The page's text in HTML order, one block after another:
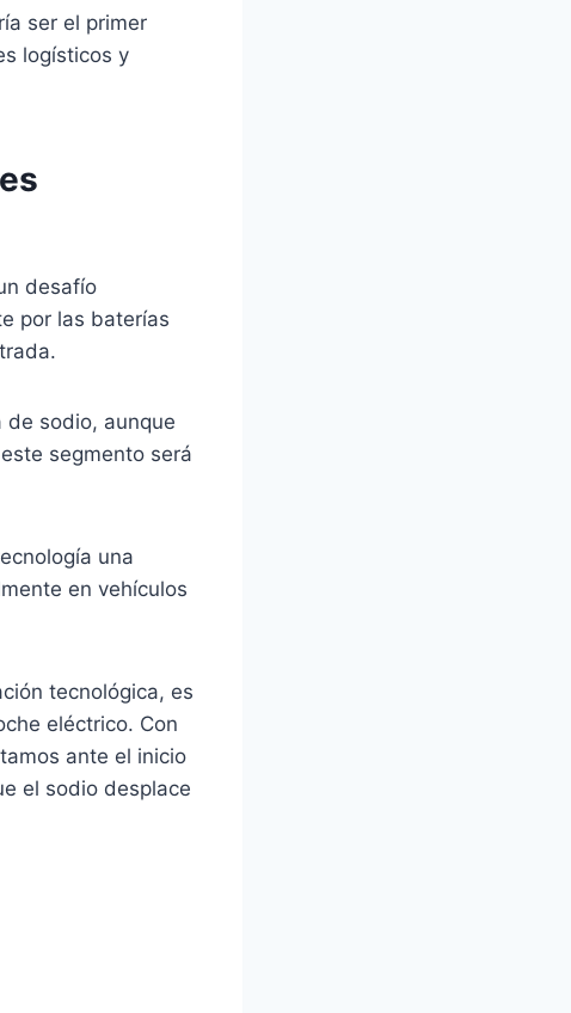
ser el primer
logísticos y
desafío
por las baterías
de sodio, aunque
segmento será
una
en vehículos
tecnológica, es
eléctrico. Con
ante el inicio
el sodio desplace